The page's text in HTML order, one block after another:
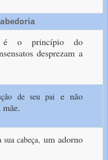
é o princípio do
desprezama
de seu pai e não
cabeça, um adorno